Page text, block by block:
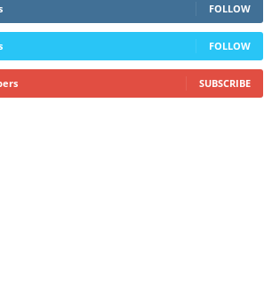
FOLLOW
FOLLOW
SUBSCRIBE